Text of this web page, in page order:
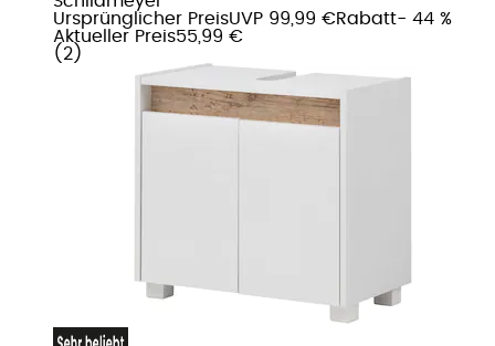
Ursprünglicher PreisUVP 99,99 €Rabatt- 44 %
Aktueller Preis55,99 €
( 2 )